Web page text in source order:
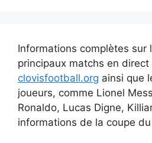
Informations complètes sur
principaux matchs en
clovisfootball.org ainsi que
joueurs, comme Lionel
Ronaldo, Lucas Digne,
informations de la coupe